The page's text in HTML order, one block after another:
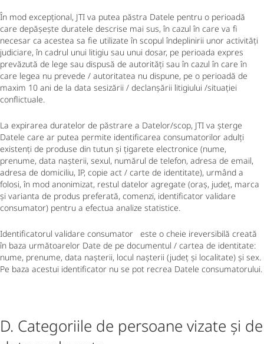
În mod excepțional, JTI va putea păstra Datele pentru o perioadă
care depășește duratele descrise mai sus, în cazul în care va fi
necesar ca acestea sa fie utilizate în scopul îndeplinirii unor activități
judiciare, în cadrul unui litigiu sau unui dosar, pe perioada expres
prevăzută de lege sau dispusă de autorități sau în cazul în care în
care legea nu prevede / autoritatea nu dispune, pe o perioadă de
maxim 10 ani de la data sesizării / declanșării litigiului /situației
conflictuale.
La expirarea duratelor de păstrare a Datelor/scop, JTI va șterge
Datele care ar putea permite identificarea consumatorilor adulți
existenți de produse din tutun și țigarete electronice (nume,
prenume, data nașterii, sexul, numărul de telefon, adresa de email,
adresa de domiciliu, IP, copie act / carte de identitate), urmând a
folosi, în mod anonimizat, restul datelor agregate (oraș, județ, marca
și varianta de produs preferată, comenzi, identificator validare
consumator) pentru a efectua analize statistice.
Identificatorul validare consumator este o cheie ireversibilă creată
în baza următoarelor Date de pe documentul / cartea de identitate:
nume, prenume, data nașterii, locul nașterii (județ și localitate) și sex.
Pe baza acestui identificator nu se pot recrea Datele consumatorului.
D. Categoriile de persoane vizate și de